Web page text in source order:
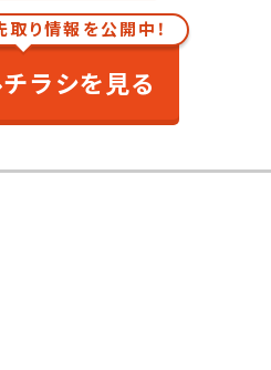
り情報を公開中！
ラシを見る